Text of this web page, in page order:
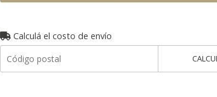
Calculá el costo de envío